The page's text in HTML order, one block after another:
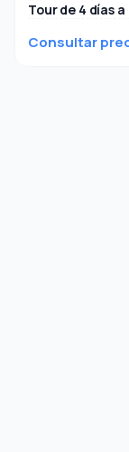
Tour de 4 días
Consultar